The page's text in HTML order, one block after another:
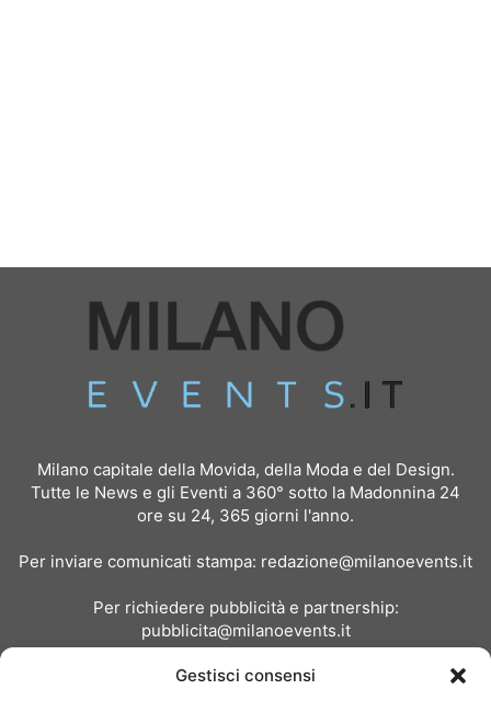
Gestisci consensi
Milano capitale della Movida, della Moda e del Design.
Tutte le News e gli Eventi a 360° sotto la Madonnina 24
ore su 24, 365 giorni l'anno.
Per inviare comunicati stampa: redazione@milanoevents.it
Per richiedere pubblicità e partnership:
pubblicita@milanoevents.it